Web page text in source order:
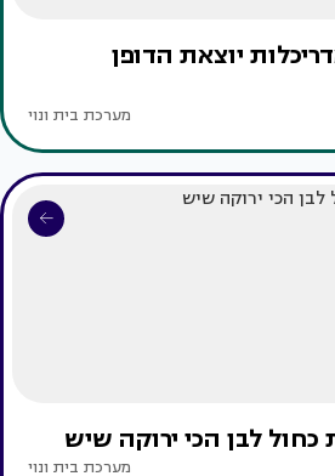
יוצאת הדופן
מערכת בית ונוי
לבן הכי ירוקה שיש
מערכת בית ונוי